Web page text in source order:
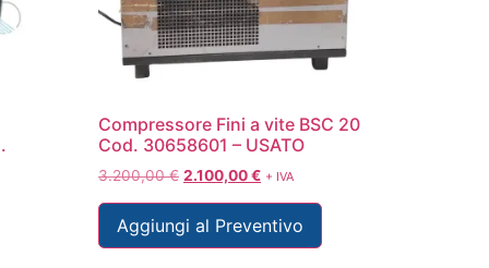
Compressore Fini a vite BSC 20
Cod. 30658601 – USATO
3.200,00€ 2.100,00€ + IVA
Aggiungi al Preventivo